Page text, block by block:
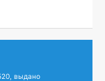
выдано